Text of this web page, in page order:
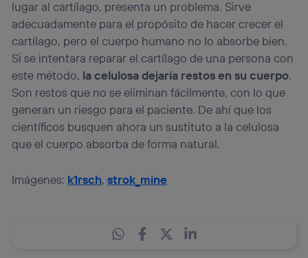
lugar al cartílago, presenta un problema. Sirve
adecuadamente para el propósito de hacer crecer el
cartílago, pero el cuerpo humano no lo absorbe bien.
Si se intentara reparar el cartílago de una persona con
este método, la celulosa dejaría restos en su cuerpo.
Son restos que no se eliminan fácilmente, con lo que
generan un riesgo para el paciente. De ahí que los
científicos busquen ahora un sustituto a la celulosa
que el cuerpo absorba de forma natural.
Imágenes: k1rsch,strok_mine